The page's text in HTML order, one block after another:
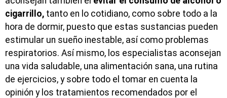
cigarrillo, tanto en lo cotidiano, como sobre todo a la
hora de dormir, puesto que estas sustancias pueden
estimular un sueño inestable, así como problemas
respiratorios. Así mismo, los especialistas aconsejan
una vida saludable, una alimentación sana, una rutina
de ejercicios, y sobre todo el tomar en cuenta la
opinión y los tratamientos recomendados por el